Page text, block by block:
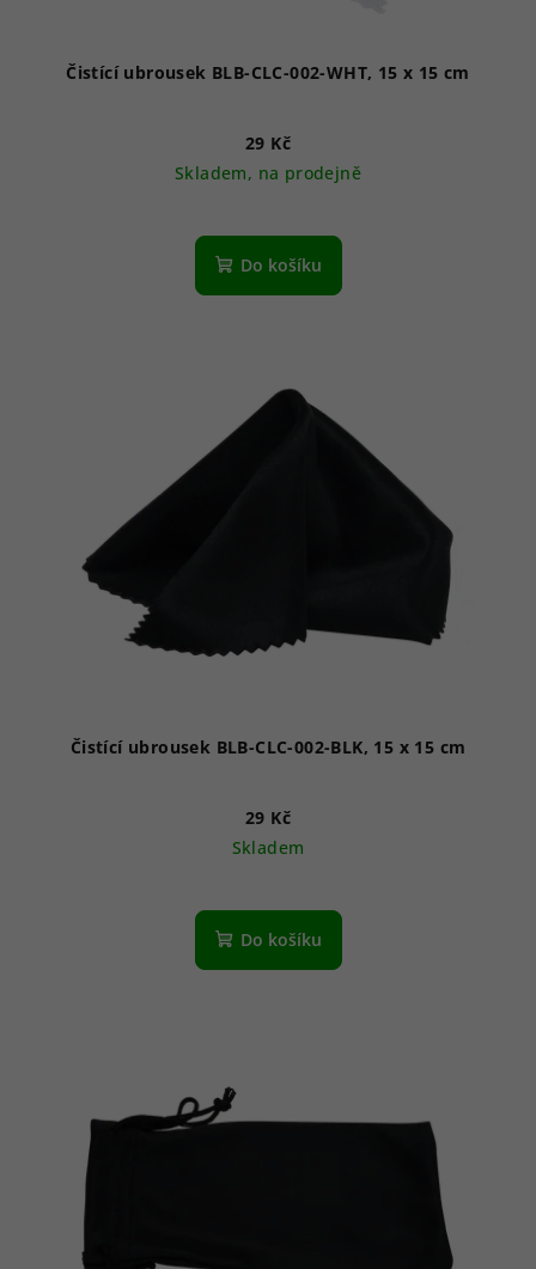
Čistící ubrousek BLB-CLC-002-WHT, 15 x 15 cm
29 Kč
Skladem, na prodejně
Do košíku
Čistící ubrousek BLB-CLC-002-BLK, 15 x 15 cm
29 Kč
Skladem
Do košíku